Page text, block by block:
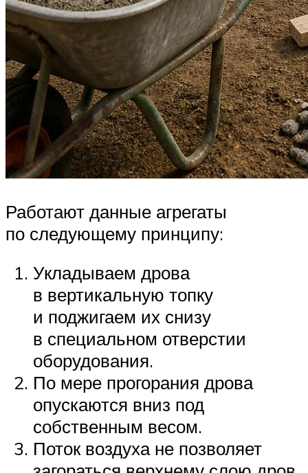
Работают данные агрегаты
по следующему принципу:
Укладываем дрова
в вертикальную топку
и поджигаем их снизу
в специальном отверстии
оборудования.
По мере прогорания дрова
опускаются вниз под
собственным весом.
Поток воздуха не позволяет